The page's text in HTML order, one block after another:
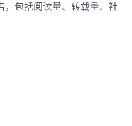
，包括阅读量、转载量、社